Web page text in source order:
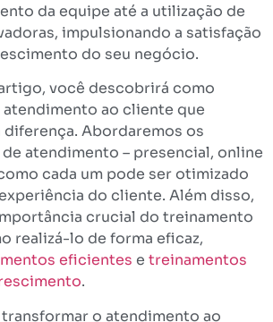
da equipe até a utilização de
impulsionando a satisfação
do seu negócio.
você descobrirá como
ao cliente que
diferença. Abordaremos os
atendimento – presencial, online
cada um pode ser otimizado
do cliente. Além disso,
crucial do treinamento
realizá-lo de forma eficaz,
eficientes e treinamentos
.
o atendimento ao